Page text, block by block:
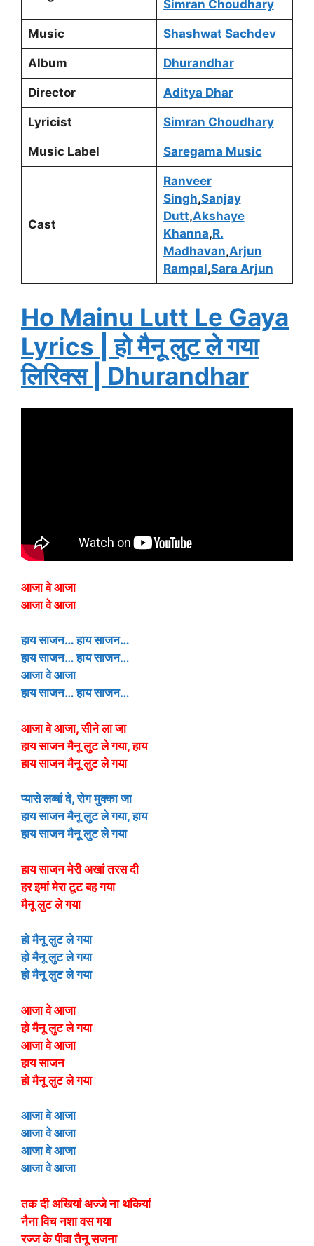
Simran Choudhary
Music Shashwat Sachdev
Album Dhurandhar
Director Aditya Dhar
Lyricist Simran Choudhary
Music Label Saregama Music
Cast
Ranveer
Singh,Sanjay
Dutt,Akshaye
Khanna,R.
Madhavan,Arjun
Rampal,Sara Arjun
Ho Mainu Lutt Le Gaya
Lyrics | हो मैनू लुट ले गया
लिरिक्स | Dhurandhar
आजा वे आजा
आजा वे आजा
हाय साजन… हाय साजन…
हाय साजन… हाय साजन…
आजा वे आजा
हाय साजन… हाय साजन…
आजा वे आजा, सीने ला जा
हाय साजन मैनू लुट ले गया, हाय
हाय साजन मैनू लुट ले गया
प्यासे लब्बां दे, रोग मुक्का जा
हाय साजन मैनू लुट ले गया, हाय
हाय साजन मैनू लुट ले गया
हाय साजन मेरी अखां तरस दी
हर इमां मेरा टूट बह गया
मैनू लुट ले गया
हो मैनू लुट ले गया
हो मैनू लुट ले गया
हो मैनू लुट ले गया
आजा वे आजा
हो मैनू लुट ले गया
आजा वे आजा
हाय साजन
हो मैनू लुट ले गया
आजा वे आजा
आजा वे आजा
आजा वे आजा
आजा वे आजा
तक दी अखियां अज्जे ना थकियां
नैना विच नशा वस गया
रज्ज के पीवा तैनू सजना